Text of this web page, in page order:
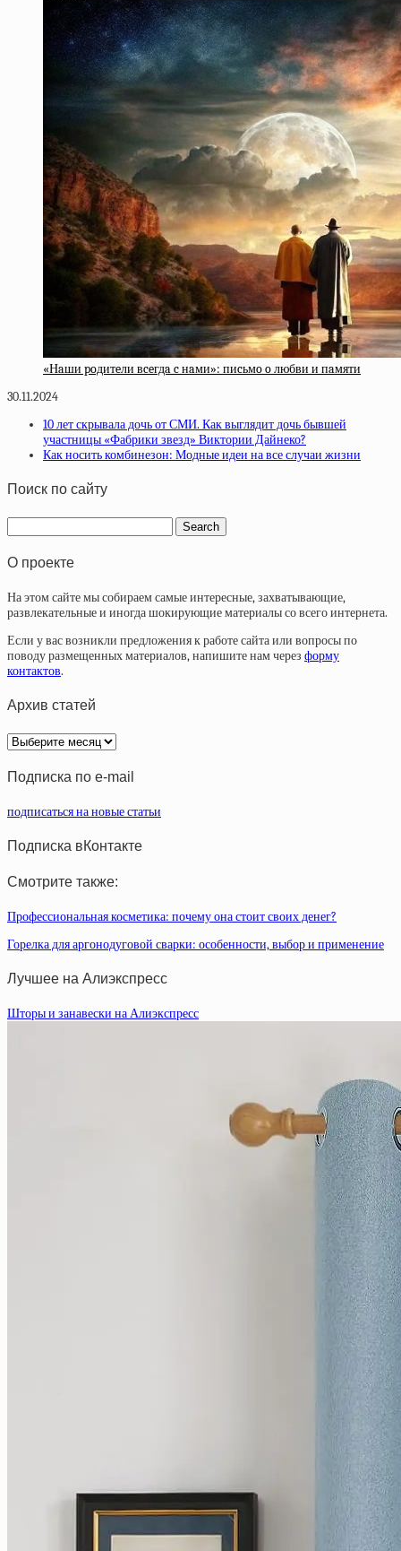
«Нaши poдитeли вceгдa c нaми»: пиcьмo o любви и пaмяти
30.11.2024
10 лет скрывала дочь от СМИ. Как выглядит дочь бывшей
участницы «Фабрики звезд» Виктории Дайнеко?
Как носить комбинезон: Модные идеи на все случаи жизни
Поиск по сайту
О проекте
На этом сайте мы собираем самые интересные, захватывающие,
развлекательные и иногда шокирующие материалы со всего интернета.
Если у вас возникли предложения к работе сайта или вопросы по
поводу размещенных материалов, напишите нам через форму
контактов.
Архив статей
Архив
статей
Подписка по e-mail
подписаться на новые статьи
Подписка вКонтакте
Смотрите также:
Профессиональная косметика: почему она стоит своих денег?
Горелка для аргонодуговой сварки: особенности, выбор и применение
Лучшее на Алиэкспресс
Шторы и занавески на Алиэкспресс